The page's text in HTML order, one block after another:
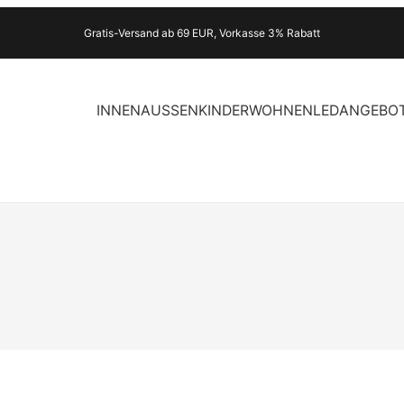
Gratis-Versand ab 69 EUR, Vorkasse 3% Rabatt
INNENAUSSENKINDERWOHNENLED